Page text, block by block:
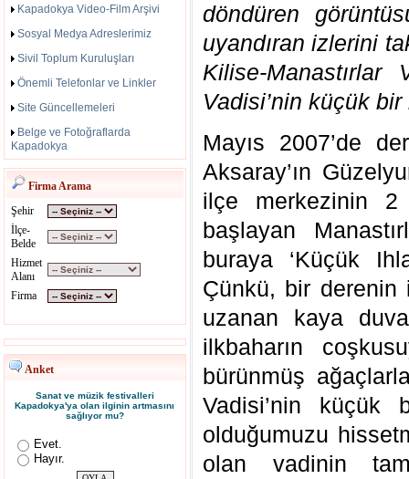
Kapadokya Video-Film Arşivi
Sosyal Medya Adreslerimiz
Sivil Toplum Kuruluşları
Önemli Telefonlar ve Linkler
Site Güncellemeleri
Belge ve Fotoğraflarda
Kapadokya
Firma Arama
Şehir
İlçe-
Belde
Hizmet
Alanı
Firma
Anket
Sanat ve müzik festivalleri
Kapadokya'ya olan ilginin artmasını
sağlıyor mu?
Evet.
Hayır.
döndüren
uyandıran izlerini
Kilise-
Vadisi’nin küçük
Mayıs 2007’de
Aksaray’ın
ilçe merkezinin 2
başlayan
buraya ‘Küçük
Çünkü, bir derenin
uzanan kaya
ilkbaharın
bürünmüş
Vadisi’nin küçük
olduğumuzu
olan vadinin